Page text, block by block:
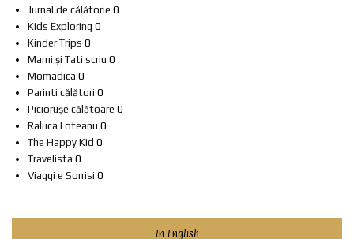
Jurnal de călătorie 0
Kids Exploring 0
Kinder Trips 0
Mami și Tati scriu 0
Momadica 0
Parinti călători 0
Piciorușe călătoare 0
Raluca Loteanu 0
The Happy Kid 0
Travelista 0
Viaggi e Sorrisi 0
In English